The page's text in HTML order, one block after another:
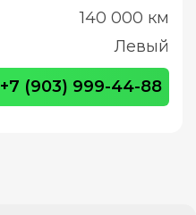
140 000 км
Левый
+7 (903) 999-44-88